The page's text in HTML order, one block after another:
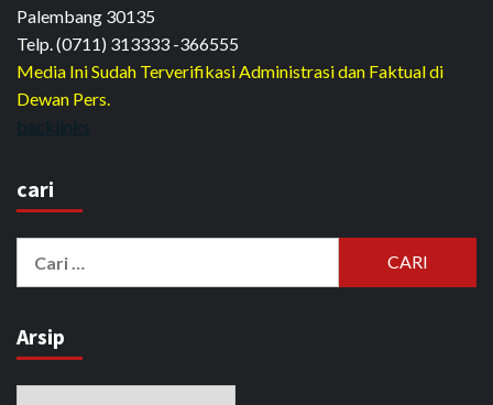
Palembang 30135
Telp. (0711) 313333 -366555
Media Ini Sudah Terverifikasi Administrasi dan Faktual di
Dewan Pers.
backlinks
cari
Arsip